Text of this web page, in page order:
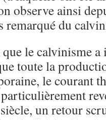
observe ainsi
remarqué du
le calvinisme
toute la
le courant
siècle, un retour